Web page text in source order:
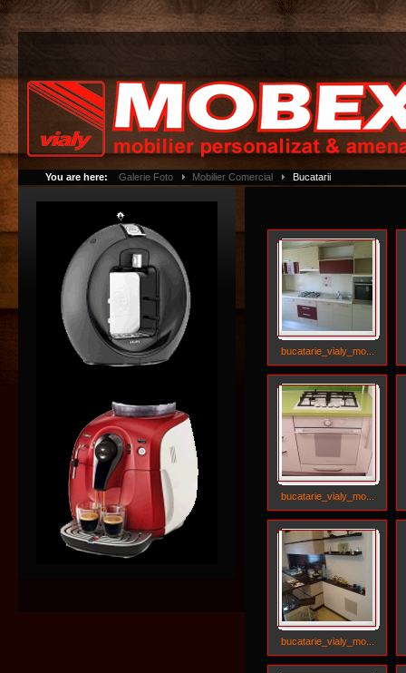
You are here: Galerie Foto Mobilier Comercial Bucatarii
bucatarie_vialy_mo...
bucatarie_vialy_mo...
bucatarie_vialy_mo...